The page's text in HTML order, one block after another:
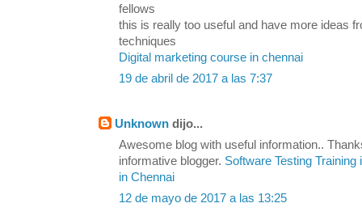
fellows
this is really too useful and have more ideas
techniques
Digital marketing course in chennai
19 de abril de 2017 a las 7:37
Unknown dijo...
Awesome blog with useful information..
informative blogger. Software Testing Training
in Chennai
12 de mayo de 2017 a las 13:25